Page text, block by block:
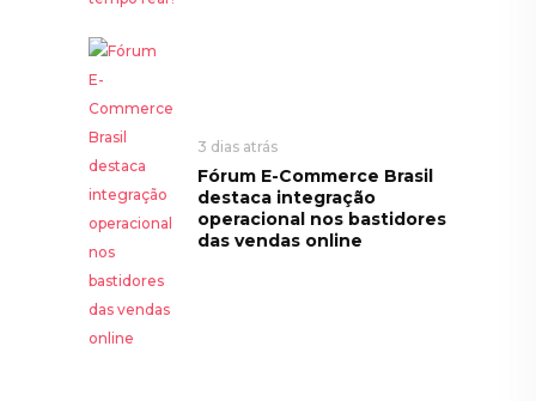
3 dias atrás
Fórum E-Commerce Brasil
destaca integração
operacional nos bastidores
das vendas online